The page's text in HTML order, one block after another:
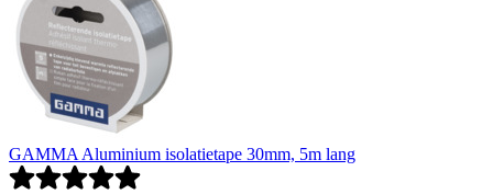
GAMMA Aluminium isolatietape 30mm, 5m lang